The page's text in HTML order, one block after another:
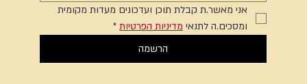
אני מאשר.ת קבלת תוכן ועדכונים מעדות מקומית
ומסכים.ה לתנאי מדיניות הפרטיות *
הרשמה